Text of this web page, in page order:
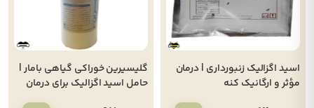
اسید اگزالیک زنبورداری | درمان
مؤثر و ارگانیک کنه
گلیسیرین خوراکی گیاهی بامار |
حامل اسید اگزالیک برای درمان